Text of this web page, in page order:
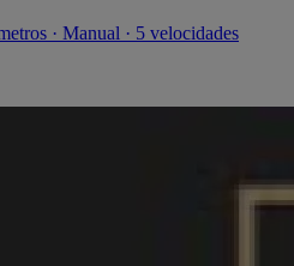
· Manual · 5 velocidades